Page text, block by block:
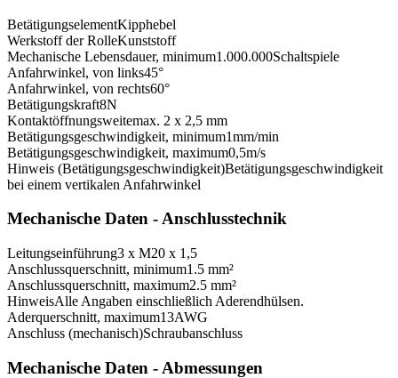
BetätigungselementKipphebel
Werkstoff der RolleKunststoff
Mechanische Lebensdauer, minimum1.000.000Schaltspiele
Anfahrwinkel, von links45°
Anfahrwinkel, von rechts60°
Betätigungskraft8N
Kontaktöffnungsweitemax. 2 x 2,5 mm
Betätigungsgeschwindigkeit, minimum1mm/min
Betätigungsgeschwindigkeit, maximum0,5m/s
Hinweis (Betätigungsgeschwindigkeit)Betätigungsgeschwindigkeit
bei einem vertikalen Anfahrwinkel
Mechanische Daten - Anschlusstechnik
Leitungseinführung3 x M20 x 1,5
Anschlussquerschnitt, minimum1.5 mm²
Anschlussquerschnitt, maximum2.5 mm²
HinweisAlle Angaben einschließlich Aderendhülsen.
Aderquerschnitt, maximum13AWG
Anschluss (mechanisch)Schraubanschluss
Mechanische Daten - Abmessungen